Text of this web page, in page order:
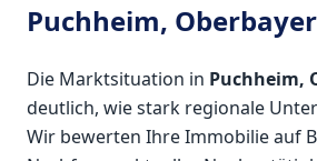
Puchheim,
Die Marktsituation in Puchheim,
deutlich, wie stark regionale
Wir bewerten Ihre Immobilie auf